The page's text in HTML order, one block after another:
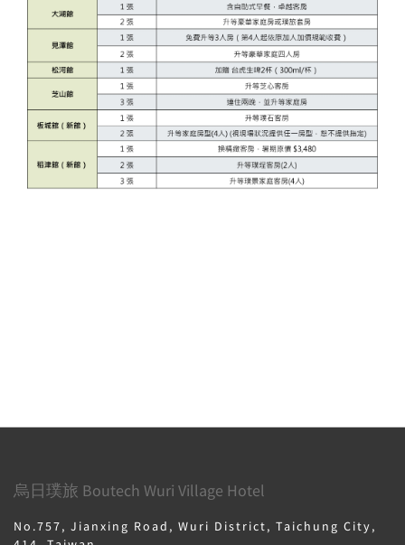
烏日璞旅 Boutech Wuri Village Hotel
No.757, Jianxing Road, Wuri District, Taichung City,